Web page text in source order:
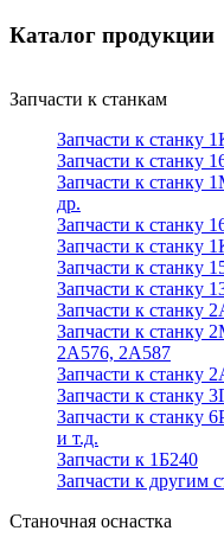
Каталог продукции
Запчасти к станкам
Запчасти к станку
Запчасти к станку
Запчасти к
др.
Запчасти к станку
Запчасти к станку
Запчасти к станку
Запчасти к станку
Запчасти к станку
Запчасти к
2А576, 2А587
Запчасти к станку
Запчасти к станку
Запчасти к станку
и т.д.
Запчасти к 1Б240
Запчасти к другим
Станочная оснастка